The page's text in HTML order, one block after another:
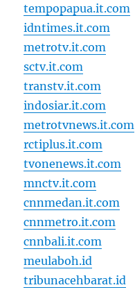
tempopapua.it.com
idntimes.it.com
metrotv.it.com
sctv.it.com
transtv.it.com
indosiar.it.com
metrotvnews.it.com
rctiplus.it.com
tvonenews.it.com
mnctv.it.com
cnnmedan.it.com
cnnmetro.it.com
cnnbali.it.com
meulaboh.id
tribunacehbarat.id